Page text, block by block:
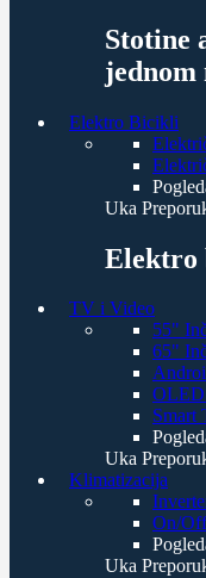
Stotine
jednom
Elektro Bicikli
Uka
Elektro
TV i Video
55"
65"
Smart
Uka
Klimatizacija
On/
Uka